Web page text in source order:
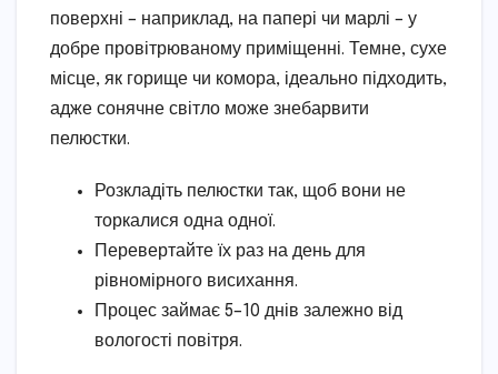
поверхні – наприклад, на папері чи марлі – у
добре провітрюваному приміщенні. Темне, сухе
місце, як горище чи комора, ідеально підходить,
адже сонячне світло може знебарвити
пелюстки.
Розкладіть пелюстки так, щоб вони не
торкалися одна одної.
Перевертайте їх раз на день для
рівномірного висихання.
Процес займає 5–10 днів залежно від
вологості повітря.